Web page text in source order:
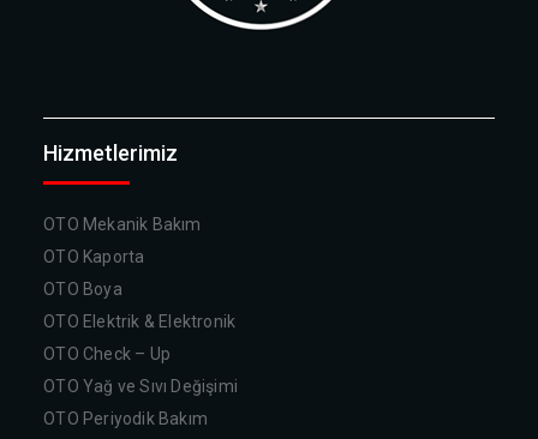
Hizmetlerimiz
OTO Mekanik Bakım
OTO Kaporta
OTO Boya
OTO Elektrik & Elektronik
OTO Check – Up
OTO Yağ ve Sıvı Değişimi
OTO Periyodik Bakım